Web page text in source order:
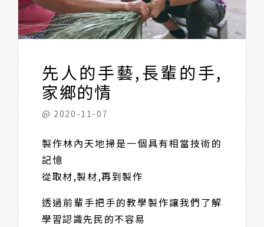
先人的手藝,長輩的手,
家鄉的情
@ 2020-11-07
製作林內天地掃是一個具有相當技術的
記憶
從取材,製材,再到製作
透過前輩手把手的教學製作讓我們了解
學習認識先民的不容易